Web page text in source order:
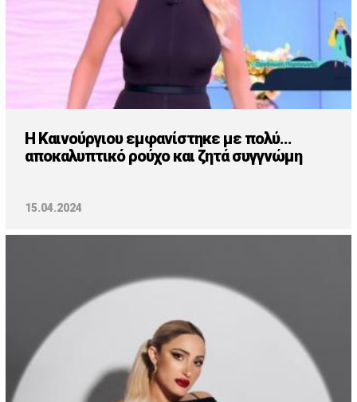
Η Καινούργιου εμφανίστηκε με πολύ...
αποκαλυπτικό ρούχο και ζητά συγγνώμη
15.04.2024